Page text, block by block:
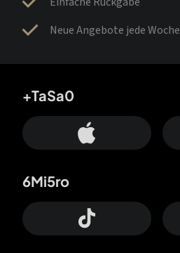
Neue Angebote jede Woche
+TaSa0
6Mi5ro